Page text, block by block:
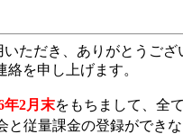
ただき、ありがとうござ
を申し上げます。
年2月末をもちまして、全
従量課金の登録ができな